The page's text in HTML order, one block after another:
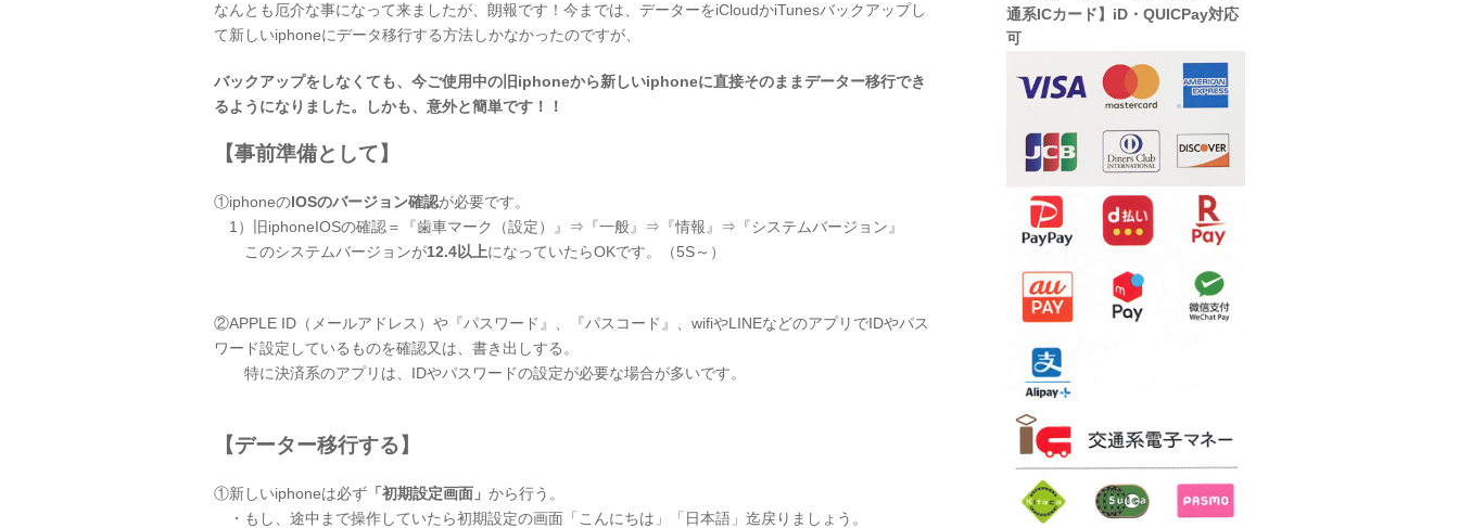
なんとも厄介な事になって来ましたが、朗報です！今までは、データーをiCloudかiTunesバックアップし
て新しいiphoneにデータ移行する方法しかなかったのですが、
バックアップをしなくても、今ご使用中の旧iphoneから新しいiphoneに直接そのままデーター移行でき
るようになりました。しかも、意外と簡単です！！
【事前準備として】
①iphoneのIOSのバージョン確認が必要です。
1）旧iphoneIOSの確認＝『歯車マーク（設定）』⇒『一般』⇒『情報』⇒『システムバージョン』
このシステムバージョンが12.4以上になっていたらOKです。（5S～）
②APPLE ID（メールアドレス）や『パスワード』、『パスコード』、wifiやLINEなどのアプリでIDやパス
ワード設定しているものを確認又は、書き出しする。
特に決済系のアプリは、IDやパスワードの設定が必要な場合が多いです。
【データー移行する】
①新しいiphoneは必ず 「初期設定画面」 から行う。
・もし、途中まで操作していたら初期設定の画面「こんにちは」「日本語」迄戻りましょう。
通系ICカード】iD・QUICPay対応
可